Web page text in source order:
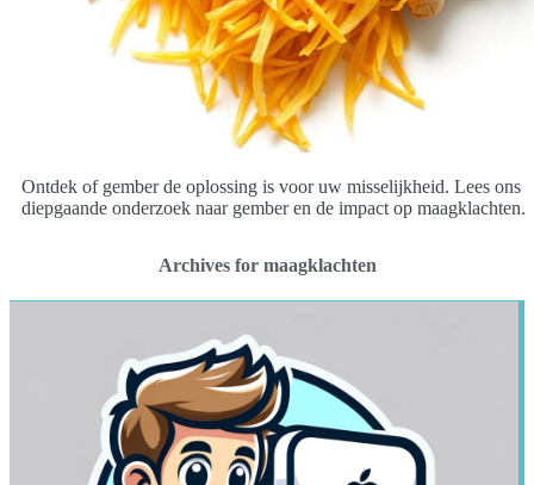
Ontdek of gember de oplossing is voor uw misselijkheid. Lees ons
diepgaande onderzoek naar gember en de impact op maagklachten.
Archives for maagklachten